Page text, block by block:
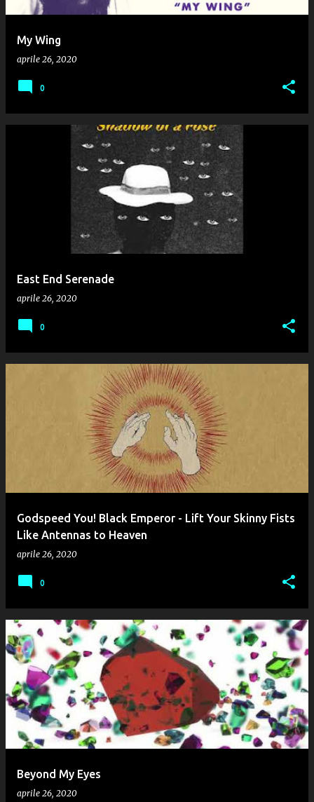
My Wing
aprile 26, 2020
0
East End Serenade
aprile 26, 2020
0
Godspeed You! Black Emperor - Lift Your Skinny Fists
Like Antennas to Heaven
aprile 26, 2020
0
Beyond My Eyes
aprile 26, 2020